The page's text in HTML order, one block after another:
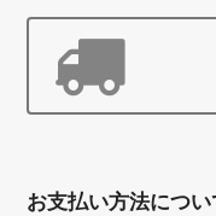
お支払い方法につい